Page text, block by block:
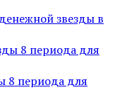
звезды в
8 периода для
8 периода для